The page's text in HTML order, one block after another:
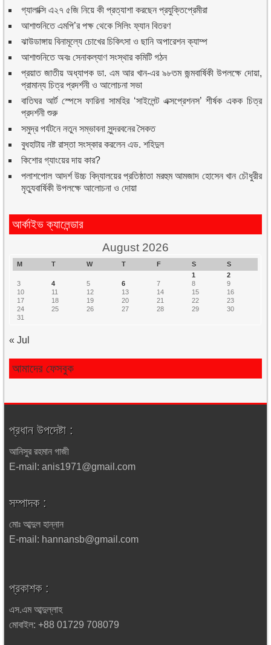
গ্যালাক্সি এ২৭ ৫জি নিয়ে কী প্রত্যাশা করছেন প্রযুক্তিপ্রেমীরা
আশাশুনিতে এমপি’র পক্ষ থেকে সিলিং ফ্যান বিতরণ
ঝাউডাঙ্গায় বিনামূল্যে চোখের চিকিৎসা ও ছানি অপারেশন ক্যাম্প
আশাশুনিতে অবঃ সেনাকল্যাণ সংস্থার কমিটি গঠন
প্রয়াত জাতীয় অধ্যাপক ডা. এম আর খান-এর ৯৮তম জন্মবার্ষিকী উপলক্ষে দোয়া,
প্রামান্য চিত্র প্রদর্শনী ও আলোচনা সভা
বাতিঘর আর্ট স্পেসে ফারিনা সামহির ‘সাইলেন্ট এক্সপ্রেশনস’ শীর্ষক একক চিত্র
প্রদর্শনী শুরু
সমুদ্র পর্যটনে নতুন সম্ভাবনা সুন্দরবনের সৈকত
বুধহাটায় নষ্ট রাস্তা সংস্কার করলেন এড. শহিদুল
কিশোর গ্যাংয়ের দায় কার?
পলাশপোল আদর্শ উচ্চ বিদ্যালয়ের প্রতিষ্ঠাতা মরহুম আমজাদ হোসেন খান চৌধুরীর
মৃত্যুবার্ষিকী উপলক্ষে আলোচনা ও দোয়া
আর্কাইভ ক্যালেন্ডার
August 2026
M T W T F S
S
1
2
3
4 5 6 7 8
9
10
11 12 13 14 15
16
17
18 19 20 21 22
23
24
25 26 27 28 29
30
31
« Jul
আমাদের ফেসবুক
প্রধান উপদেষ্টা :
আনিসুর রহমান গাজী
E-mail: anis1971@gmail.com
সম্পাদক :
মোঃ আব্দুল হান্নান
E-mail: hannansb@gmail.com
প্রকাশক :
এস.এম আব্দুল্লাহ
মোবাইল: +88 01729 708079